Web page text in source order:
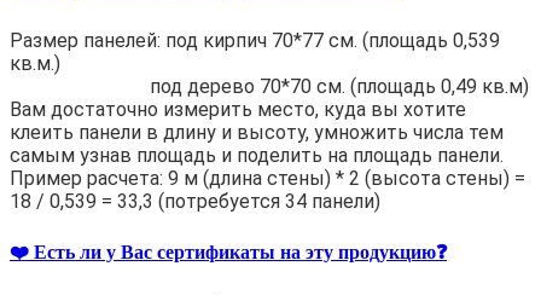
Размер панелей: под кирпич 70*77 см. (площадь 0,539
кв.м.)
под дерево 70*70 см. (площадь 0,49 кв.м)
Вам достаточно измерить место, куда вы хотите
клеить панели в длину и высоту, умножить числа тем
самым узнав площадь и поделить на площадь панели.
Пример расчета: 9 м (длина стены) * 2 (высота стены) =
18 / 0,539 = 33,3 (потребуется 34 панели)
❤️ Есть ли у Вас сертификаты на эту продукцию❓